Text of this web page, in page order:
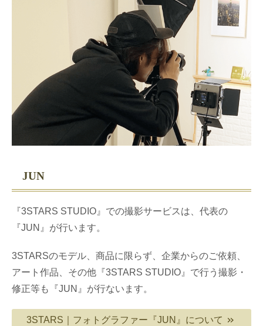
JUN
『3STARS STUDIO』での撮影サービスは、代表の
『JUN』が行います。
3STARSのモデル、商品に限らず、企業からのご依頼、
アート作品、その他『3STARS STUDIO』で行う撮影・
修正等も『JUN』が行ないます。
3STARS｜フォトグラファー『JUN』について ＞＞